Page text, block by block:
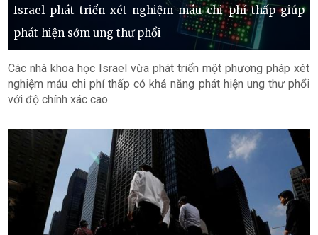
Israel phát triển xét nghiệm máu chi phí thấp giúp
phát hiện sớm ung thư phổi
Các nhà khoa học Israel vừa phát triển một phương pháp xét
nghiệm máu chi phí thấp có khả năng phát hiện ung thư phổi
với độ chính xác cao.